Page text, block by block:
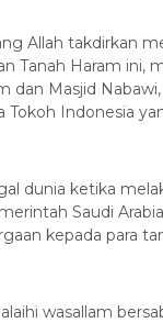
Allah takdirkan
Tanah Haram ini,
dan Masjid
Tokoh Indonesia
dunia ketika
Saudi
kepada para
wasallam